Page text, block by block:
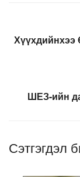
ШЕЗ-ийн
Сэтгэгдэл